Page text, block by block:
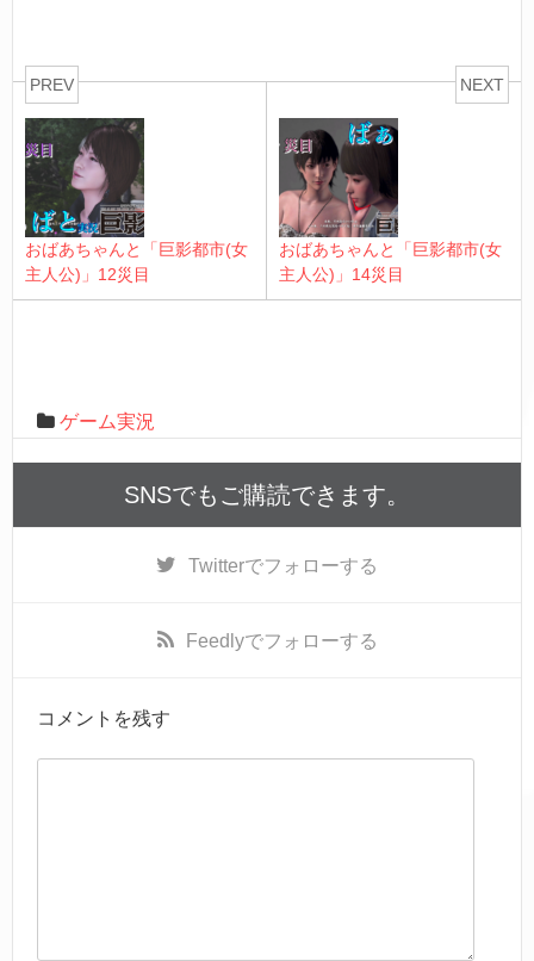
PREV
おばあちゃんと「巨影都市(女
主人公)」12災目
NEXT
おばあちゃんと「巨影都市(女
主人公)」14災目
ゲーム実況
SNSでもご購読できます。
Twitterでフォローする
Feedlyでフォローする
コメントを残す